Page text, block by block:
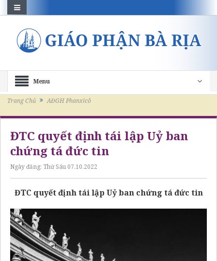
Menu
Trang Chủ AĐGH Phanxicô
ĐTC quyết định tái lập Uỷ ban
chứng tá đức tin
Ngày đăng: Thứ Sáu 07.10.2022
ĐTC quyết định tái lập Uỷ ban chứng tá đức tin